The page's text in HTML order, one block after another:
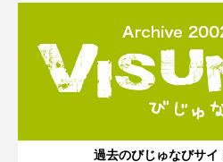
過去のびじゅなびサイ